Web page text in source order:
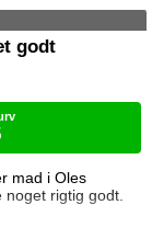
godt
mad i Oles
rigtig godt.